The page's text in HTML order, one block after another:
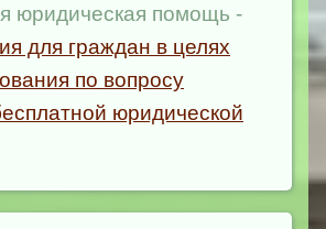
юридическая помощь -
для граждан в целях
по вопросу
юридической